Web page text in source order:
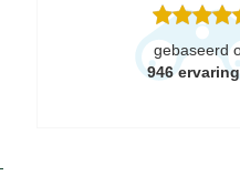
gebaseerd
946